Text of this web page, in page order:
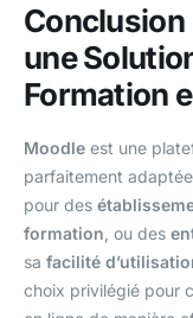
Conclusion
une
Formation
Moodle est une
parfaitement
pour des
formation , ou des
sa facilité
choix privilégié pour